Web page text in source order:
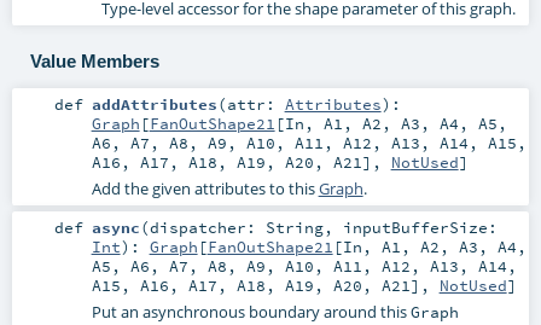
Type-level accessor for the shape parameter of this graph.
Value Members
def addAttributes(attr: Attributes) :
Graph [FanOutShape21 [In , A1 , A2 , A3 , A4 , A5 ,
A6 , A7 , A8 , A9 , A10 , A11 , A12 , A13 , A14 , A15 ,
A16 , A17 , A18 , A19 , A20 , A21 ], NotUsed]
Add the given attributes to thisGraph.
def async(dispatcher: String, inputBufferSize:
Int) : Graph [FanOutShape21 [In , A1 , A2 , A3 , A4 ,
A5 , A6 , A7 , A8 , A9 , A10 , A11 , A12 , A13 , A14 ,
A15 , A16 , A17 , A18 , A19 , A20 , A21 ], NotUsed]
Put an asynchronous boundary around thisGraph